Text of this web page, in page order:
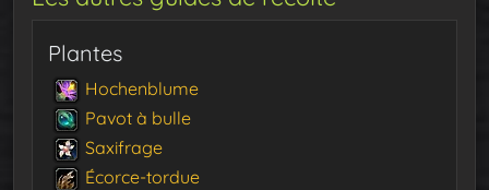
Plantes
Hochenblume
Pavot à bulle
Saxifrage
Écorce-tordue